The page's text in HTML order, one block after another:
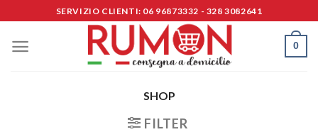
to
content
SERVIZIO CLIENTI: 06 96873332 - 328 3082641
0
SHOP
FILTER